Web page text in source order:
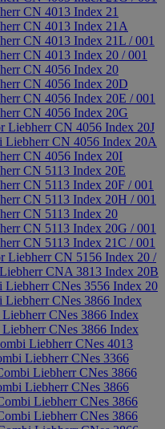
CN 4013 Index 21
CN 4013 Index 21A
CN 4013 Index 21L / 001
CN 4013 Index 20 / 001
CN 4056 Index 20
CN 4056 Index 20D
CN 4056 Index 20E / 001
CN 4056 Index 20G
Liebherr CN 4056 Index 20J
Liebherr CN 4056 Index 20A
CN 4056 Index 20I
CN 5113 Index 20E
CN 5113 Index 20F / 001
CN 5113 Index 20H / 001
CN 5113 Index 20
CN 5113 Index 20G / 001
CN 5113 Index 21C / 001
Liebherr CN 5156 Index 20 /
CNA 3813 Index 20B
CNes 3556 Index 20
CNes 3866 Index
CNes 3866 Index
CNes 3866 Index
Liebherr CNes 4013
Liebherr CNes 3366
Liebherr CNes 3866
Liebherr CNes 3866
Liebherr CNes 3866
Liebherr CNes 3866